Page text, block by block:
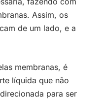
Assim, os
de um lado, e a
membranas, é
líquida que não
para ser